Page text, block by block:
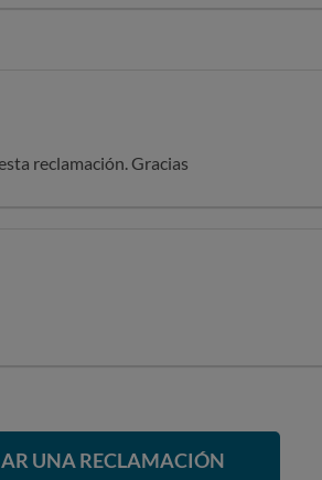
reclamación. Gracias
UNA RECLAMACIÓN